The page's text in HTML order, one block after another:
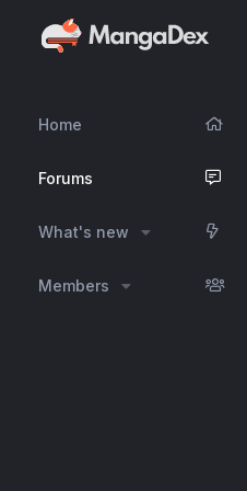
Home
Forums
What's new
Members